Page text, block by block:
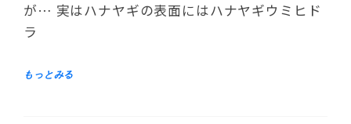
が… 実はハナヤギの表面にはハナヤギウミヒド
ラ